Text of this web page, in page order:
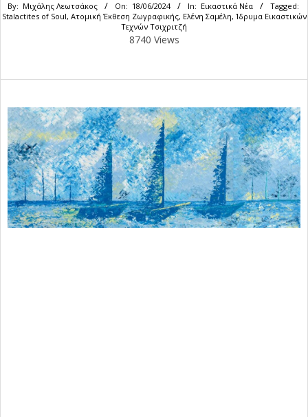
By: Μιχάλης Λεωτσάκος On: 18/06/2024 In: Εικαστικά Νέα
Tagged:
Stalactites of Soul, Ατομική Έκθεση Ζωγραφικής, Ελένη Σαμέλη, Ίδρυμα Εικαστικών
Τεχνών Τσιχριτζή
8740 Views